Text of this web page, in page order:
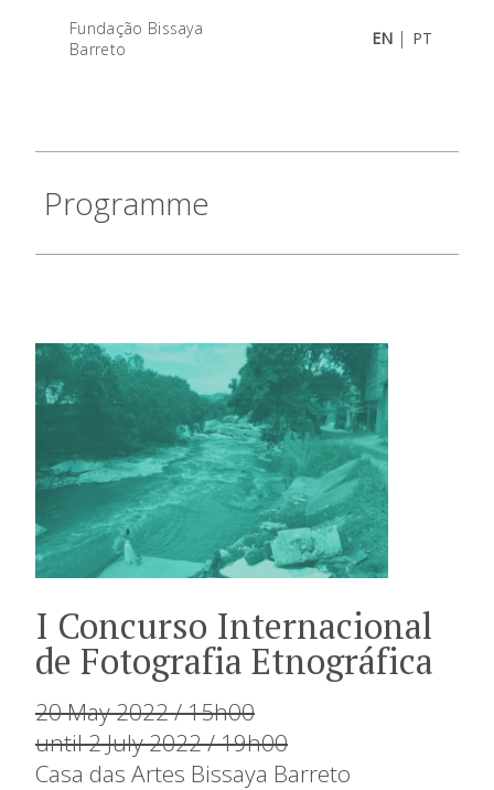
Fundação Bissaya
Barreto
EN | PT
Programme
I Concurso Internacional
de Fotografia Etnográfica
20 May 2022 / 15h00
until 2 July 2022 / 19h00
Casa das Artes Bissaya Barreto